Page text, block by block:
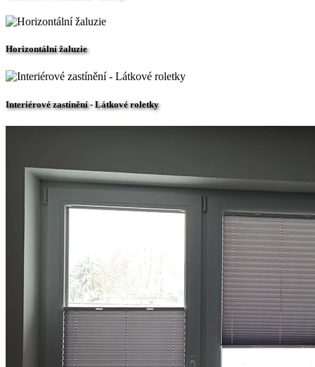
Horizontální žaluzie
Interiérové zastínění - Látkové roletky